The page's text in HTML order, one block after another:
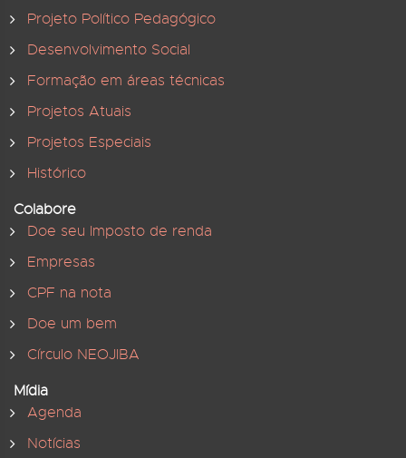
Projeto Político Pedagógico
Desenvolvimento Social
Formação em áreas técnicas
Projetos Atuais
Projetos Especiais
Histórico
Colabore
Doe seu Imposto de renda
Empresas
CPF na nota
Doe um bem
Círculo NEOJIBA
Mídia
Agenda
Notícias